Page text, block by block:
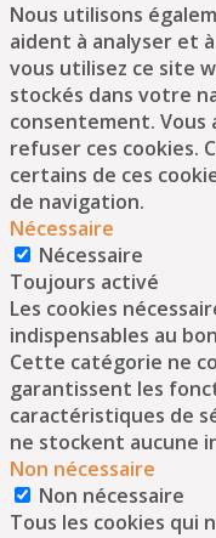
Nous utilisons
aident à analyser et
vous utilisez ce site
stockés dans votre
consentement. Vous
refuser ces cookies.
certains de ces
de navigation.
Nécessaire
Nécessaire
Toujours activé
Les cookies
indispensables au
Cette catégorie ne
garantissent les
caractéristiques de
ne stockent aucune
Non nécessaire
Non nécessaire
Tous les cookies qui